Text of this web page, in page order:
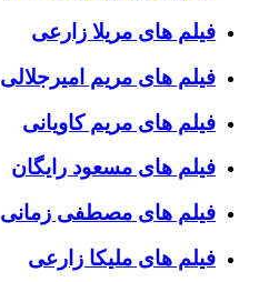
فیلم های مریلا زارعی
فیلم های مریم امیرجلالی
فیلم های مریم کاویانی
فیلم های مسعود رایگان
فیلم های مصطفی زمانی
فیلم های ملیکا زارعی